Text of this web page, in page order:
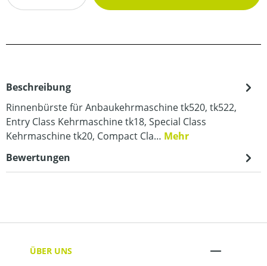
Beschreibung
Rinnenbürste für Anbaukehrmaschine tk520, tk522,
Entry Class Kehrmaschine tk18, Special Class
Kehrmaschine tk20, Compact Cla… Mehr
Bewertungen
ÜBER UNS